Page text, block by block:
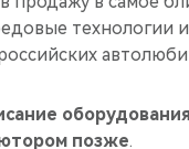
технологии
позже.